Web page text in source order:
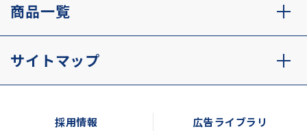
商品一覧
サイトマップ
採用情報 広告ライブラリ